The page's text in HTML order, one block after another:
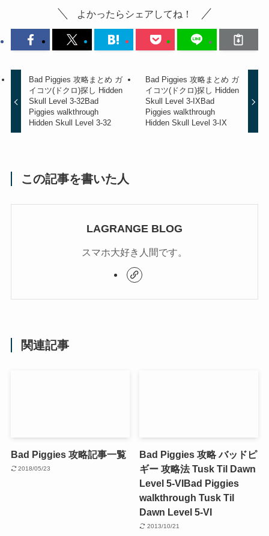
よかったらシェアしてね！
Bad Piggies 攻略まとめ ガ
イコツ(ドクロ)探し Hidden
Skull Level 3-32Bad
Piggies walkthrough
Hidden Skull Level 3-32
Bad Piggies 攻略まとめ ガ
イコツ(ドクロ)探し Hidden
Skull Level 3-IXBad
Piggies walkthrough
Hidden Skull Level 3-IX
この記事を書いた人
LAGRANGE BLOG
スマホ大好き人間です。
関連記事
Bad Piggies 攻略記事一覧
2018/05/23
Bad Piggies 攻略 バッドピ
ギー 攻略法 Tusk Til Dawn
Level 5-VIBad Piggies
walkthrough Tusk Til
Dawn Level 5-VI
2013/10/21